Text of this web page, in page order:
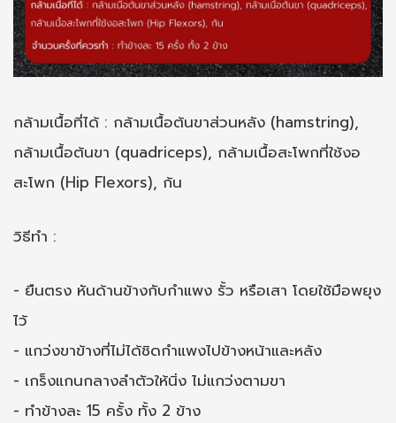
กล้ามเนื้อที่ได้ : กล้ามเนื้อต้นขาส่วนหลัง (hamstring),
กล้ามเนื้อต้นขา (quadriceps), กล้ามเนื้อสะโพกที่ใช้งอ
สะโพก (Hip Flexors), ก้น
วิธีทำ :
- ยืนตรง หันด้านข้างกับกำแพง รั้ว หรือเสา โดยใช้มือพยุง
ไว้
- แกว่งขาข้างที่ไม่ได้ชิดกำแพงไปข้างหน้าและหลัง
- เกร็งแกนกลางลำตัวให้นิ่ง ไม่แกว่งตามขา
- ทำข้างละ 15 ครั้ง ทั้ง 2 ข้าง